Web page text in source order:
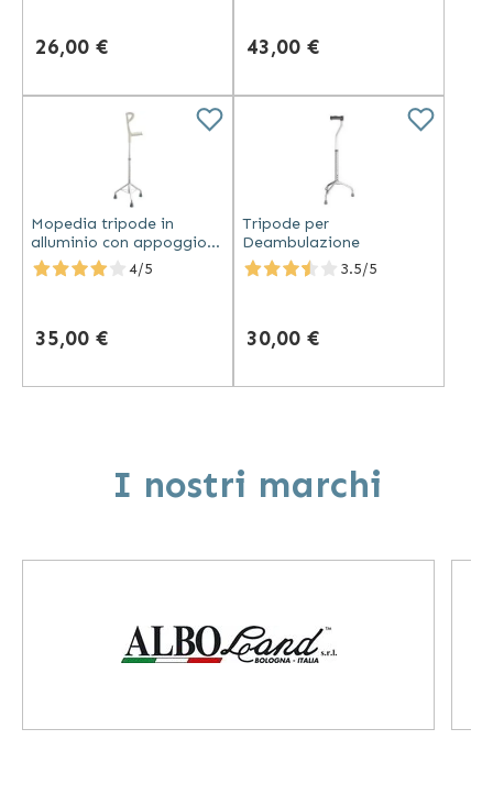
26,00 € 43,00 €
Mopedia tripode in
alluminio con appoggio
brachiale base larga
impugnatura anatomica
4/5
35,00 €
Tripode per
Deambulazione
3.5/5
30,00 €
I nostri marchi